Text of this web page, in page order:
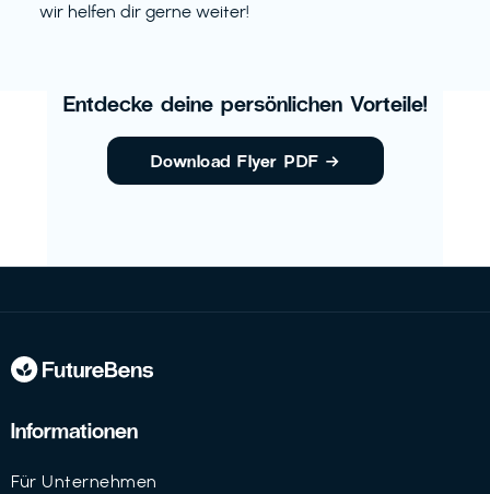
wir helfen dir gerne weiter!
Entdecke deine persönlichen Vorteile!
Download Flyer PDF →
Informationen
Für Unternehmen